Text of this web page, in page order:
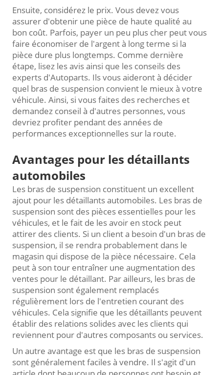
Ensuite, considérez le prix. Vous devez vous
assurer d'obtenir une pièce de haute qualité au
bon coût. Parfois, payer un peu plus cher peut vous
faire économiser de l'argent à long terme si la
pièce dure plus longtemps. Comme dernière
étape, lisez les avis ainsi que les conseils des
experts d'Autoparts. Ils vous aideront à décider
quel bras de suspension convient le mieux à votre
véhicule. Ainsi, si vous faites des recherches et
demandez conseil à d'autres personnes, vous
devriez profiter pendant des années de
performances exceptionnelles sur la route.
Avantages pour les détaillants
automobiles
Les bras de suspension constituent un excellent
ajout pour les détaillants automobiles. Les bras de
suspension sont des pièces essentielles pour les
véhicules, et le fait de les avoir en stock peut
attirer des clients. Si un client a besoin d'un bras de
suspension, il se rendra probablement dans le
magasin qui dispose de la pièce nécessaire. Cela
peut à son tour entraîner une augmentation des
ventes pour le détaillant. Par ailleurs, les bras de
suspension sont également remplacés
régulièrement lors de l'entretien courant des
véhicules. Cela signifie que les détaillants peuvent
établir des relations solides avec les clients qui
reviennent pour d'autres composants ou services.
Un autre avantage est que les bras de suspension
sont généralement faciles à vendre. Il s'agit d'un